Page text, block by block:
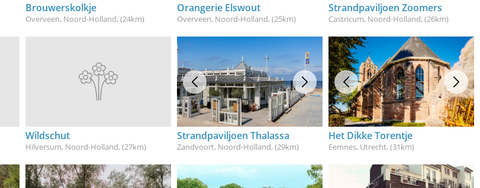
Brouwerskolkje
Overveen, Noord-Holland, (24km)
Orangerie Elswout
Overveen, Noord-Holland, (25km)
Strandpaviljoen Zoomers
Castricum, Noord-Holland, (26km)
Wildschut
Hilversum, Noord-Holland, (27km)
Strandpaviljoen Thalassa
Zandvoort, Noord-Holland, (29km)
Het Dikke Torentje
Eemnes, Utrecht, (31km)